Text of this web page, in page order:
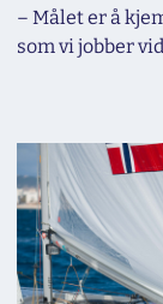
– Målet er å
som vi jobber